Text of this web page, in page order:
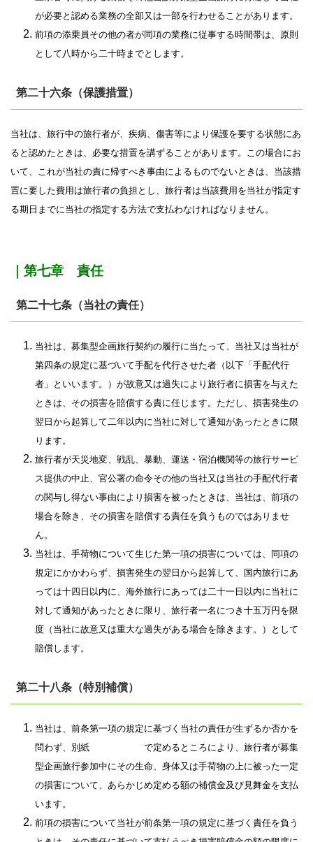
が必要と認める業務の全部又は一部を行わせることがあります。
前項の添乗員その他の者が同項の業務に従事する時間帯は、原則
として八時から二十時までとします。
第二十六条（保護措置）
当社は、旅行中の旅行者が、疾病、傷害等により保護を要する状態にあ
ると認めたときは、必要な措置を講ずることがあります。この場合にお
いて、これが当社の責に帰すべき事由によるものでないときは、当該措
置に要した費用は旅行者の負担とし、旅行者は当該費用を当社が指定す
る期日までに当社の指定する方法で支払わなければなりません。
｜第七章 責任
第二十七条（当社の責任）
当社は、募集型企画旅行契約の履行に当たって、当社又は当社が
第四条の規定に基づいて手配を代行させた者（以下「手配代行
者」といいます。）が故意又は過失により旅行者に損害を与えた
ときは、その損害を賠償する責に任じます。ただし、損害発生の
翌日から起算して二年以内に当社に対して通知があったときに限
ります。
旅行者が天災地変、戦乱、暴動、運送・宿泊機関等の旅行サービ
ス提供の中止、官公署の命令その他の当社又は当社の手配代行者
の関与し得ない事由により損害を被ったときは、当社は、前項の
場合を除き、その損害を賠償する責任を負うものではありませ
ん。
当社は、手荷物について生じた第一項の損害については、同項の
規定にかかわらず、損害発生の翌日から起算して、国内旅行にあ
っては十四日以内に、海外旅行にあっては二十一日以内に当社に
対して通知があったときに限り、旅行者一名につき十五万円を限
度（当社に故意又は重大な過失がある場合を除きます。）として
賠償します。
第二十八条（特別補償）
当社は、前条第一項の規定に基づく当社の責任が生ずるか否かを
問わず、別紙
で定めるところにより、旅行者が募集
型企画旅行参加中にその生命、身体又は手荷物の上に被った一定
の損害について、あらかじめ定める額の補償金及び見舞金を支払
います。
前項の損害について当社が前条第一項の規定に基づく責任を負う